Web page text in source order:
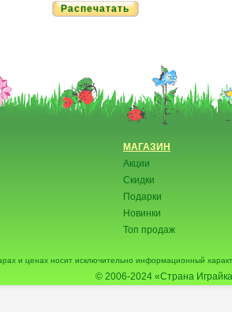
Распечатать
МАГАЗИН
Акции
Скидки
Подарки
Новинки
Топ продаж
и ценах носит исключительно информационный
© 2006-2024 «Страна